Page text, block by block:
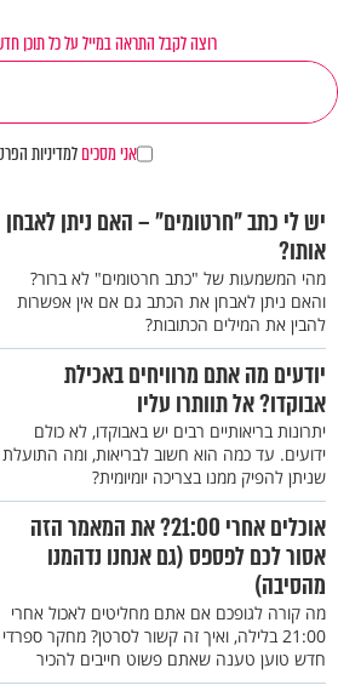
רוצה לקבל התראה במייל על כל תוכן
אני מסכיםלמדיניות
יש לי כתב "חרטומים" – האם ניתן לאבחן
אותו?
מהי המשמעות של "כתב חרטומים" לא ברור?
והאם ניתן לאבחן את הכתב גם אם אין אפשרות
להבין את המילים הכתובות?
יודעים מה אתם מרוויחים באכילת
אבוקדו? אל תוותרו עליו
יתרונות בריאותיים רבים יש באבוקדו, לא כולם
ידועים. עד כמה הוא חשוב לבריאות, ומה התועלת
שניתן להפיק ממנו בצריכה יומיומית?
אוכלים אחרי 21:00? את המאמר הזה
אסור לכם לפספס (גם אנחנו נדהמנו
מהסיבה)
מה קורה לגופכם אם אתם מחליטים לאכול אחרי
21:00 בלילה, ואיך זה קשור לסרטן? מחקר ספרדי
חדש טוען טענה שאתם פשוט חייבים להכיר